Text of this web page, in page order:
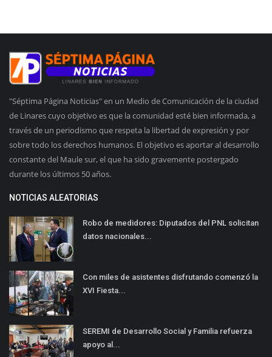
"Séptima Página Noticias" en un Medio de Comunicación de la ciudad
de Linares cuyo objetivo es que la comunidad esté bien informada, a
través de un periodismo que respeta la libertad de expresión y por
sobre todo los derechos humanos. El objetivo es aportar al desarrollo
constante del Maule sur, el que ha sido gravemente postergado
durante los últimos 50 años.
NOTICIAS ALEATORIAS
Robo de medidores: Diputados del PNL solicitan
datos nacionales...
Con miles de asistentes disfrutando comenzó la
XVI Fiesta...
SEREMI de Desarrollo Social y Familia refuerza
apoyo al...